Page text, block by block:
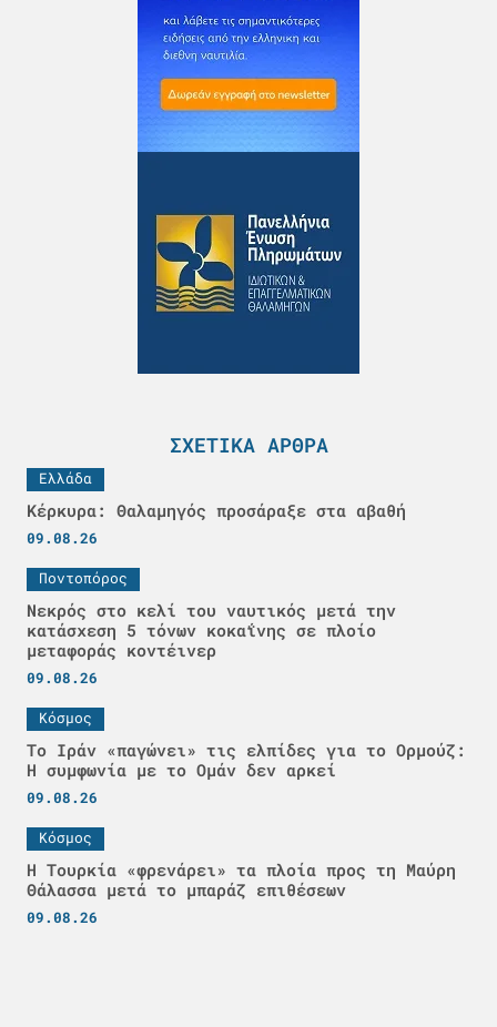
ΣΧΕΤΙΚΆ ΆΡΘΡΑ
Ελλάδα
Κέρκυρα: Θαλαμηγός προσάραξε στα αβαθή
09.08.26
Ποντοπόρος
Νεκρός στο κελί του ναυτικός μετά την
κατάσχεση 5 τόνων κοκαΐνης σε πλοίο
μεταφοράς κοντέινερ
09.08.26
Κόσμος
Το Ιράν «παγώνει» τις ελπίδες για το Ορμούζ:
Η συμφωνία με το Ομάν δεν αρκεί
09.08.26
Κόσμος
Η Τουρκία «φρενάρει» τα πλοία προς τη Μαύρη
Θάλασσα μετά το μπαράζ επιθέσεων
09.08.26